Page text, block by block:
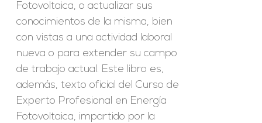
Fotovoltaica, o actualizar sus
conocimientos de la misma, bien
con vistas a una actividad laboral
nueva o para extender su campo
de trabajo actual. Este libro es,
además, texto oficial del Curso de
Experto Profesional en Energía
Fotovoltaica, impartido por la